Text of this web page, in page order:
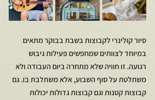
סיור קולינרי לקבוצות בשבת בבוקר מתאים
במיוחד לצוותים שמחפשים פעילות גיבוש
רגועה. זו חוויה שלא מתחרה ביום העבודה ולא
משתלטת על סוף השבוע, אלא משתלבת בו. גם
קבוצות קטנות וגם קבוצות גדולות יכולות